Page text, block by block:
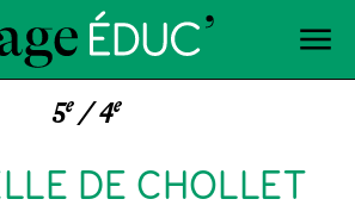
5e/ 4e
DE CHOLLET